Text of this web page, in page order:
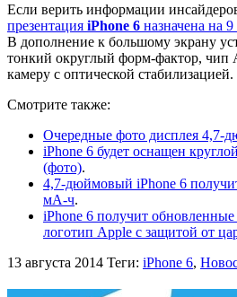
Если верить информации
презентация iPhone 6 назначена на 9
В дополнение к большому экрану
тонкий округлый форм-фактор,
камеру с оптической стабилизацией.
Смотрите также:
Очередные фото дисплея 4,7-
iPhone 6 будет оснащен
(фото).
4,7-дюймовый iPhone 6
мА-ч.
iPhone 6 получит
логотип Apple с защитой от
13 августа 2014 Теги: iPhone 6,